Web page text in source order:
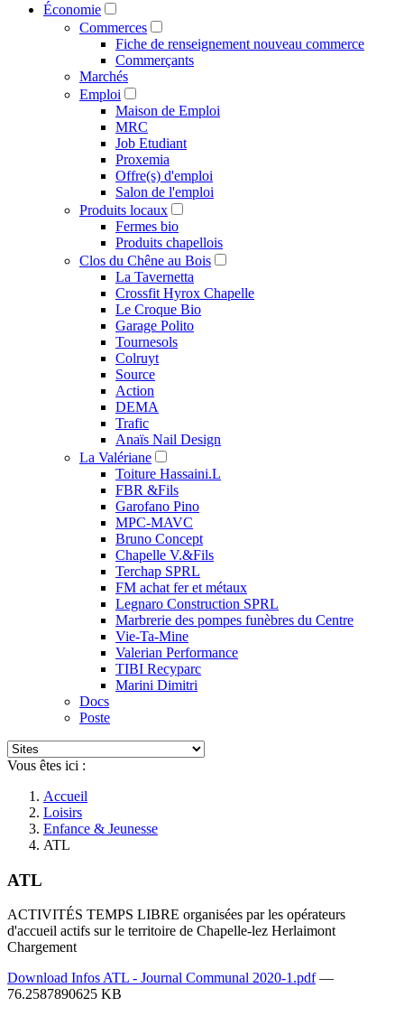
Économie
Commerces
Fiche de renseignement nouveau commerce
Commerçants
Marchés
Emploi
Maison de Emploi
MRC
Job Etudiant
Proxemia
Offre(s) d'emploi
Salon de l'emploi
Produits locaux
Fermes bio
Produits chapellois
Clos du Chêne au Bois
La Tavernetta
Crossfit Hyrox Chapelle
Le Croque Bio
Garage Polito
Tournesols
Colruyt
Source
Action
DEMA
Trafic
Anaïs Nail Design
La Valériane
Toiture Hassaini.L
FBR &Fils
Garofano Pino
MPC-MAVC
Bruno Concept
Chapelle V.&Fils
Terchap SPRL
FM achat fer et métaux
Legnaro Construction SPRL
Marbrerie des pompes funèbres du Centre
Vie-Ta-Mine
Valerian Performance
TIBI Recyparc
Marini Dimitri
Docs
Poste
Vous êtes ici :
Accueil
Loisirs
Enfance & Jeunesse
ATL
ATL
ACTIVITÉS TEMPS LIBRE organisées par les opérateurs
d'accueil actifs sur le territoire de Chapelle-lez Herlaimont
Chargement
Download Infos ATL - Journal Communal 2020-1.pdf —
76.2587890625 KB